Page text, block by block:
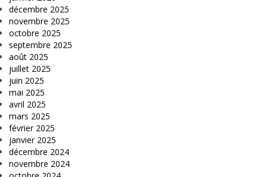
décembre 2025
novembre 2025
octobre 2025
septembre 2025
août 2025
juillet 2025
juin 2025
mai 2025
avril 2025
mars 2025
février 2025
janvier 2025
décembre 2024
novembre 2024